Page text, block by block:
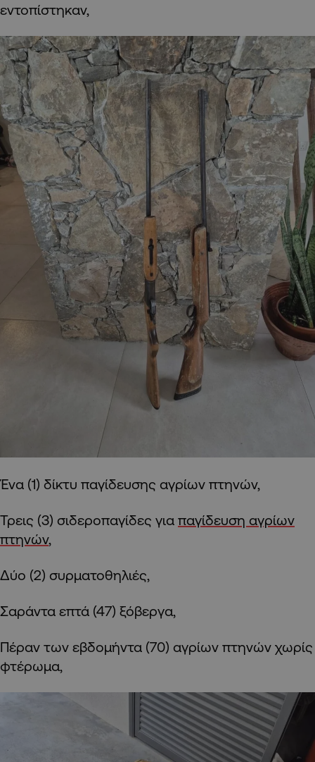
εντοπίστηκαν,
Ένα (1) δίκτυ παγίδευσης αγρίων πτηνών,
Τρεις (3) σιδεροπαγίδες για παγίδευση αγρίων
πτηνών,
Δύο (2) συρματοθηλιές,
Σαράντα επτά (47) ξόβεργα,
Πέραν των εβδομήντα (70) αγρίων πτηνών χωρίς
φτέρωμα,